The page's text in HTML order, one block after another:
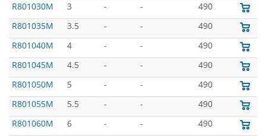
R801030M
3 - -
490
R801035M
3.5 - -
490
R801040M
4 - -
490
R801045M
4.5 - -
490
R801050M
5 - -
490
R801055M
5.5 - -
490
R801060M
6 - -
490